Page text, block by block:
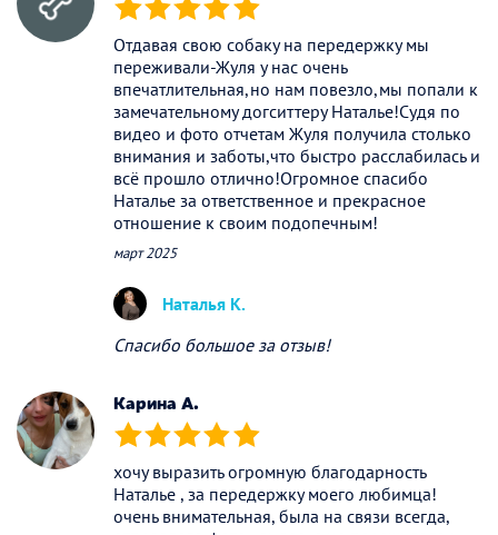
(*) (*) (*) (*) (*)
Отдавая свою собаку на передержку мы
переживали-Жуля у нас очень
впечатлительная,но нам повезло,мы попали к
замечательному догситтеру Наталье!Судя по
видео и фото отчетам Жуля получила столько
внимания и заботы,что быстро расслабилась и
всё прошло отлично!Огромное спасибо
Наталье за ответственное и прекрасное
отношение к своим подопечным!
март 2025
Наталья К.
Спасибо большое за отзыв!
Карина А.
(*) (*) (*) (*) (*)
хочу выразить огромную благодарность
Наталье , за передержку моего любимца!
очень внимательная, была на связи всегда,